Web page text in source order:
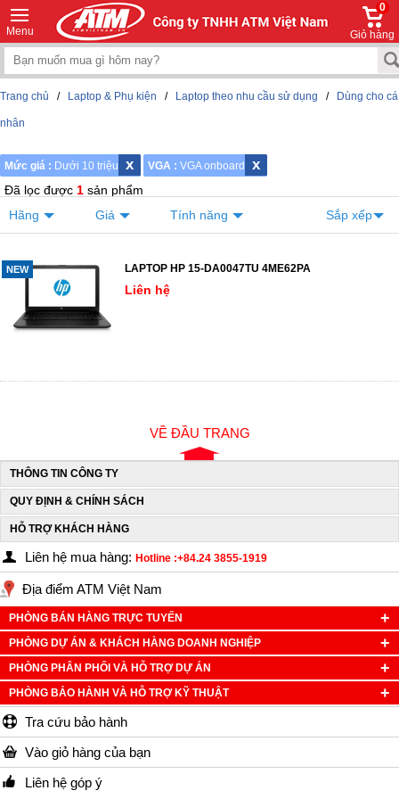
Menu
0
Giỏ hàng
Trang chủ / Laptop & Phụ kiện / Laptop theo nhu cầu sử dụng / Dùng cho cá
nhân
Mức giá : Dưới 10 triệu x VGA : VGA onboard x
Đã lọc được 1 sản phẩm
Hãng
Giá Tính năng Sắp xếp
NEW LAPTOP HP 15-DA0047TU 4ME62PA
Liên hệ
VỀ ĐẦU TRANG
THÔNG TIN CÔNG TY
QUY ĐỊNH & CHÍNH SÁCH
HỖ TRỢ KHÁCH HÀNG
Liên hệ mua hàng: Hotline :+84.24 3855-1919
Địa điểm ATM Việt Nam
PHÒNG BÁN HÀNG TRỰC TUYẾN
PHÒNG DỰ ÁN & KHÁCH HÀNG DOANH NGHIỆP
PHÒNG PHÂN PHỐI VÀ HỖ TRỢ DỰ ÁN
PHÒNG BẢO HÀNH VÀ HỖ TRỢ KỸ THUẬT
Tra cứu bảo hành
Vào giỏ hàng của bạn
Liên hệ góp ý